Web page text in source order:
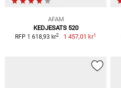
AFAM
KEDJESATS 520
RFP 1 618,93 kr2 1 457,01 kr1